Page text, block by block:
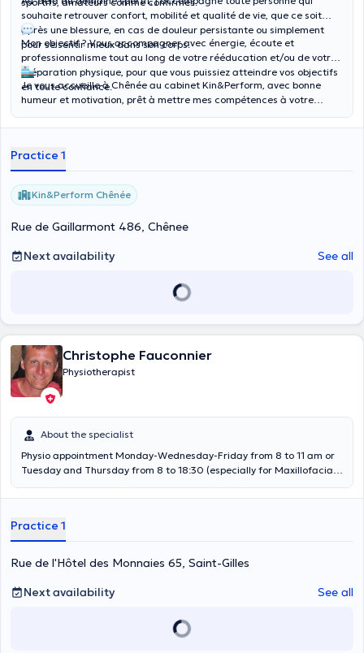
souhaite retrouver confort, mobilité et qualité de vie, que ce soit
après une blessure, en cas de douleur persistante ou simplement
pour se sentir mieux dans son corps.
Mon objectif ? Vous accompagner avec énergie, écoute et
professionnalisme tout au long de votre rééducation et/ou de votre
préparation physique, pour que vous puissiez atteindre vos objectifs
en toute confiance.
Je vous accueille à Chênée au cabinet Kin&Perform, avec bonne
humeur et motivation, prêt à mettre mes compétences à votre
Practice 1
Kin&Perform Chênée
Rue de Gaillarmont 486, Chênee
Next availability
See all
Christophe Fauconnier
Physiotherapist
About the specialist
Physio appointment Monday-Wednesday-Friday from 8 to 11 am or
Tuesday and Thursday from 8 to 18:30 (especially for Maxillofacial
Practice 1
Rue de l'Hôtel des Monnaies 65, Saint-Gilles
Next availability
See all